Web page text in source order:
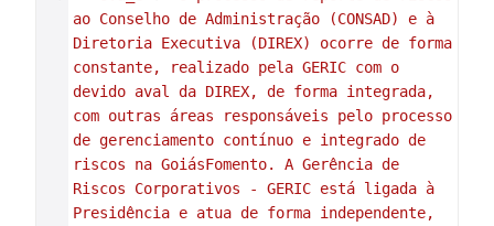
ao Conselho de Administração (CONSAD) e à
Diretoria Executiva (DIREX) ocorre de forma
constante, realizado pela GERIC com o
devido aval da DIREX, de forma integrada,
com outras áreas responsáveis pelo processo
de gerenciamento contínuo e integrado de
riscos na GoiásFomento. A Gerência de
Riscos Corporativos - GERIC está ligada à
Presidência e atua de forma independente,